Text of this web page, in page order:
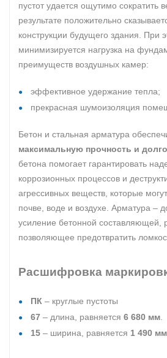
пустот удается ощутимо сократить
результате положительно
конструкции будущего здания. При
минимизируется нагрузка на
преимуществ воздушных камер:
эффективное удержание тепла;
прекрасная шумоизоляция
Бетон и стальная арматура
максимальную прочность и
бетона помогает гарантировать
коррозионных процессов и
агрессивных веществ, которые
почве, воде и воздухе. Арматура –
усиление бетонной составляющей,
позволяющее предотвратить
Расшифровка
ПК – круглые пустоты
67 – длина, равняется 6 680 мм
15 – ширина, равняется 1 490 мм